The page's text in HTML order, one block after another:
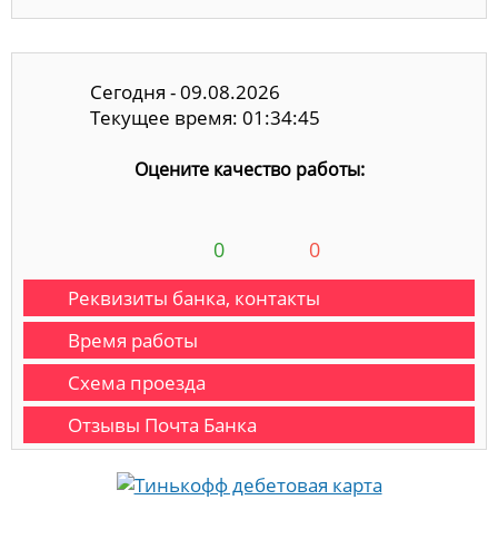
Сегодня - 09.08.2026
Текущее время: 01:34:46
Оцените качество работы:
0 0
Реквизиты банка, контакты
Время работы
Схема проезда
Отзывы Почта Банка